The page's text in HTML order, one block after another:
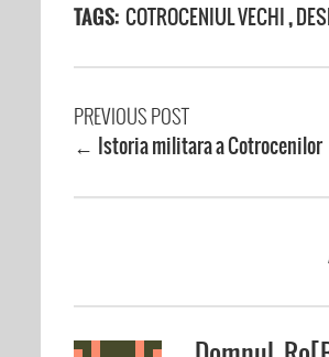
TAGS: COTROCENIUL VECHI,
PREVIOUS POST
← Istoria militara a Cotrocenilor